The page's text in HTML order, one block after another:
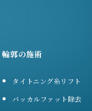
輪郭の施術
タイトニング糸リフト
バッカルファット除去